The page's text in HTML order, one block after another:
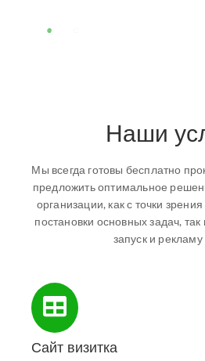
Наши
Мы всегда готовы бесплатно
предложить оптимальное
организации, как с точки
постановки основных задач,
запуск и рекламу
Сайт визитка